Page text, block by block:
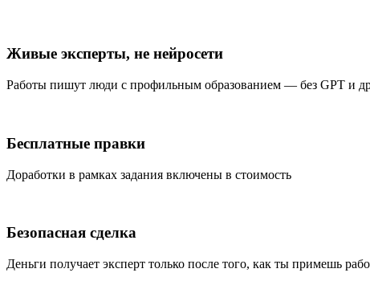
Живые эксперты, не нейросети
Работы пишут люди с профильным образованием — без GPT и
Бесплатные правки
Доработки в рамках задания включены в стоимость
Безопасная сделка
Деньги получает эксперт только после того, как ты примешь